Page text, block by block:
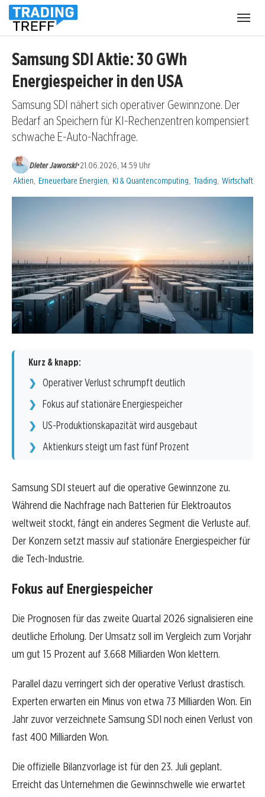
Samsung SDI Aktie: 30 GWh
Energiespeicher in den USA
Samsung SDI nähert sich operativer Gewinnzone. Der
Bedarf an Speichern für KI-Rechenzentren kompensiert
schwache E-Auto-Nachfrage.
Dieter Jaworski•21.06.2026, 14:59 Uhr
Kategorien:
Aktien Erneuerbare Energien KI & Quantencomputing Trading Wirtschaft
Kurz & knapp:
Operativer Verlust schrumpft deutlich
Fokus auf stationäre Energiespeicher
US-Produktionskapazität wird ausgebaut
Aktienkurs steigt um fast fünf Prozent
Samsung SDI steuert auf die operative Gewinnzone zu.
Während die Nachfrage nach Batterien für Elektroautos
weltweit stockt, fängt ein anderes Segment die Verluste auf.
Der Konzern setzt massiv auf stationäre Energiespeicher für
die Tech-Industrie.
Fokus auf Energiespeicher
Die Prognosen für das zweite Quartal 2026 signalisieren eine
deutliche Erholung. Der Umsatz soll im Vergleich zum Vorjahr
um gut 15 Prozent auf 3.668 Milliarden Won klettern.
Parallel dazu verringert sich der operative Verlust drastisch.
Experten erwarten ein Minus von etwa 73 Milliarden Won. Ein
Jahr zuvor verzeichnete Samsung SDI noch einen Verlust von
fast 400 Milliarden Won.
Die offizielle Bilanzvorlage ist für den 23. Juli geplant.
Erreicht das Unternehmen die Gewinnschwelle wie erwartet